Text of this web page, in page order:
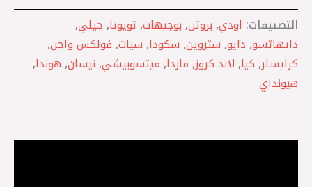
التصنيفات: اودي, بروتن, بوجيهات, تويوتا, جيلي,
دايهاتسو, دايو, ستروين, سكودا, سيات, فولكس واجن,
كرايسلر, كيا, لاند كروز, مازدا, ميتسوبيشي, نيسان, هوندا,
هيونداي